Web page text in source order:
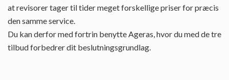
at revisorer tager til tider meget forskellige priser for præcis
den samme service.
Du kan derfor med fortrin benytte Ageras, hvor du med de tre
tilbud forbedrer dit beslutningsgrundlag.